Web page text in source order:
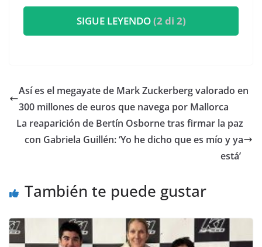
SIGUE LEYENDO(2 di 2)
​Así es el megayate de Mark Zuckerberg valorado en
300 millones de euros que navega por Mallorca
​La reaparición de Bertín Osborne tras firmar la paz
con Gabriela Guillén: ‘Yo he dicho que es mío y ya
está’
También te puede gustar